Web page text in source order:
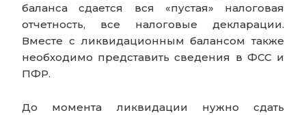
баланса сдается вся «пустая» налоговая
отчетность, все налоговые декларации.
Вместе с ликвидационным балансом также
необходимо представить сведения в ФСС и
ПФР.
До момента ликвидации нужно сдать